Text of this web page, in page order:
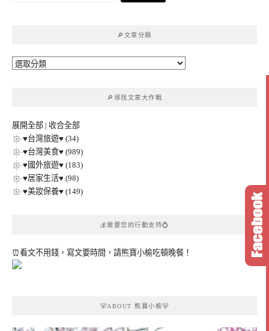
🔎文章分類
🔎
🔎尋找文章大作戰
展開全部 | 收合全部
♥台灣旅遊♥ (34)
♥台灣美食♥ (989)
♥國外旅遊♥ (183)
♥居家生活♥ (98)
♥美妝保養♥ (149)
💰需要您的行動支持💍
⏰看文不用錢，寫文要時間，請熊寶小榆吃頓晚餐！
🐻ABOUT 熊寶小榆🐻